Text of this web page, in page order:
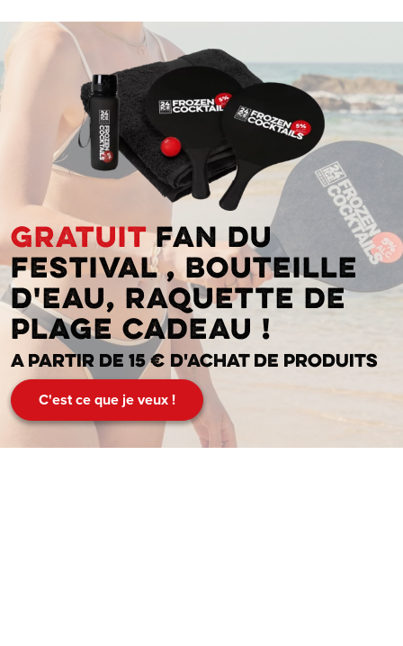
Gratuitfan du
festival , bouteille
d'eau, raquette de
plage cadeau !
A partir de 15 € d'achat de produits
C'est ce que je veux !